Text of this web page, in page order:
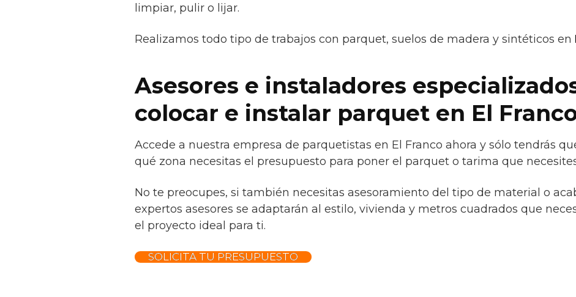
limpiar, pulir o lijar.
Realizamos todo tipo de trabajos con parquet, suelos de madera y sintéticos en
Asesores e instaladores
colocar e instalar parquet en El
Accede a nuestra empresa de parquetistas en El Franco ahora y sólo tendrás
qué zona necesitas el presupuesto para poner el parquet o tarima que
No te preocupes, si también necesitas asesoramiento del tipo de material o
expertos asesores se adaptarán al estilo, vivienda y metros cuadrados que
el proyecto ideal para ti.
SOLICITA TU PRESUPUESTO